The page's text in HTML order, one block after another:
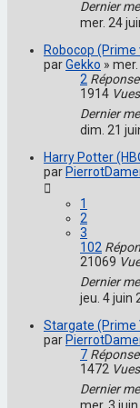
Dernier
mer. 24
Robocop (Prime
parGekko »
2
1914 Vues
Dernier
dim. 21
Harry Potter
par
1
2
3
102
21069
Dernier
jeu. 4 juin
Stargate (Prime
par
7
1472 Vues
Dernier
mer. 3